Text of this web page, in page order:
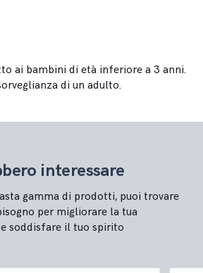
ai bambini di età inferiore a 3 anni.
di un adulto.
interessare
gamma di prodotti, puoi trovare
per migliorare la tua
soddisfare il tuo spirito